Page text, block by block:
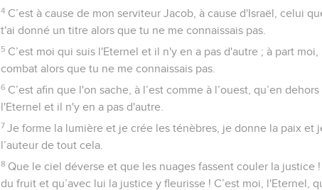
4 C’est à cause de mon serviteur Jacob, à cause d'Israël, celui
t'ai donné un titre alors que tu ne me connaissais pas.
5 C’est moi qui suis l'Eternel et il n'y en a pas d'autre ; à part
combat alors que tu ne me connaissais pas.
6 C’est afin que l'on sache, à l’est comme à l’ouest, qu’en
l'Eternel et il n'y en a pas d'autre.
7 Je forme la lumière et je crée les ténèbres, je donne la paix et
l’auteur de tout cela.
8 Que le ciel déverse et que les nuages fassent couler la justice
du fruit et qu’avec lui la justice y fleurisse ! C’est moi, l'Eternel,